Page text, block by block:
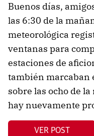
Buenos días,
las 6:30 de la
meteorológica
ventanas para
estaciones de
también marcaban
sobre las ocho de
hay nuevamente
VER POST